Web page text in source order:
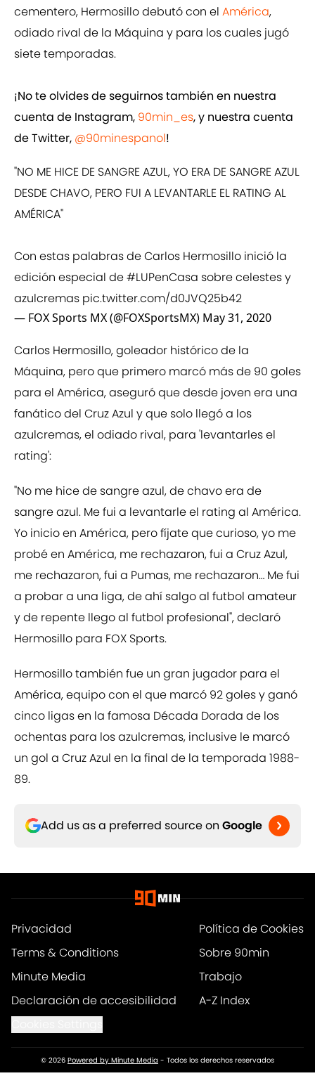
cementero, Hermosillo debutó con el América,
odiado rival de la Máquina y para los cuales jugó
siete temporadas.
¡No te olvides de seguirnos también en nuestra
cuenta de Instagram, 90min_es, y nuestra cuenta
de Twitter, @90minespanol!
"NO ME HICE DE SANGRE AZUL, YO ERA DE SANGRE AZUL
DESDE CHAVO, PERO FUI A LEVANTARLE EL RATING AL
AMÉRICA"
Con estas palabras de Carlos Hermosillo inició la
edición especial de#LUPenCasa sobre celestes y
azulcremas pic.twitter.com/d0JVQ25b42
— FOX Sports MX (@FOXSportsMX) May 31, 2020
Carlos Hermosillo, goleador histórico de la
Máquina, pero que primero marcó más de 90 goles
para el América, aseguró que desde joven era una
fanático del Cruz Azul y que solo llegó a los
azulcremas, el odiado rival, para 'levantarles el
rating':
"No me hice de sangre azul, de chavo era de
sangre azul. Me fui a levantarle el rating al América.
Yo inicio en América, pero fíjate que curioso, yo me
probé en América, me rechazaron, fui a Cruz Azul,
me rechazaron, fui a Pumas, me rechazaron… Me fui
a probar a una liga, de ahí salgo al futbol amateur
y de repente llego al futbol profesional", declaró
Hermosillo para FOX Sports.
Hermosillo también fue un gran jugador para el
América, equipo con el que marcó 92 goles y ganó
cinco ligas en la famosa Década Dorada de los
ochentas para los azulcremas, inclusive le marcó
un gol a Cruz Azul en la final de la temporada 1988-
89.
Add us as a preferred source on Google
Privacidad
Política de Cookies
Terms & Conditions
Sobre 90min
Minute Media
Trabajo
Declaración de accesibilidad
A-Z Index
© 2026 Powered by Minute Media - Todos los derechos reservados